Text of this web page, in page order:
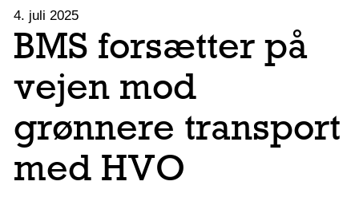
4. juli 2025
BMS forsætter på
vejen mod
grønnere transport
med HVO